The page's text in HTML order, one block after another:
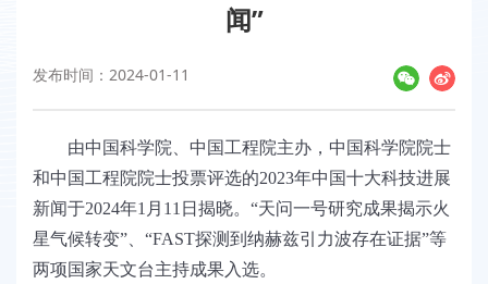
闻”
发布时间：2024-01-11
由中国科学院、中国工程院主办，中国科学院院士
和中国工程院院士投票评选的2023年中国十大科技进展
新闻于2024年1月11日揭晓。“天问一号研究成果揭示火
星气候转变”、“FAST探测到纳赫兹引力波存在证据”等
两项国家天文台主持成果入选。